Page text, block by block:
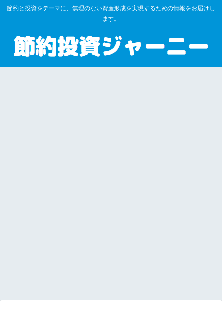
節約と投資をテーマに、無理のない資産形成を実現するための情報をお届けし
ます。